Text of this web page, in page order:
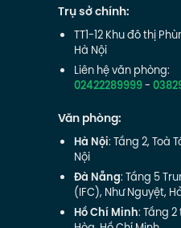
Trụ sở chính:
TT1-12 Khu đô thị
Hà Nội
Liên hệ văn phòng:
02422289999-
Văn phòng:
Hà Nội: Tầng 2, Toà
Nội
Đà Nẵng: Tầng 5
(IFC), Như Nguyệt,
Hồ Chí Minh: Tầng